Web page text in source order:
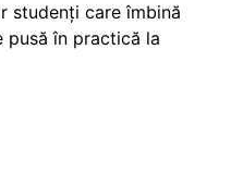
studenți care îmbină
pusă în practică la